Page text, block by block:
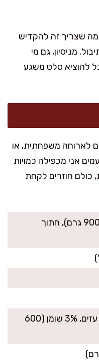
שצריך זה להקדיש
מניסיון, גם מי
להוציא סלט משגע
מושלם לארוחה משפחתית, או
אני מכפילה כמויות
כולם חוזרים לקחת
1 ראש כרובית בינוני (בערך 900 גרם), חתוך
3 כוסות יוגורט טבעי, בקר או עזים, 3% שומן (600